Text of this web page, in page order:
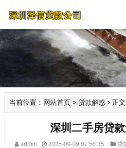
当前位置： 网站首页 > 贷款解惑 正文
深圳二手房贷
admin 2025-09-09 01:56:35 贷